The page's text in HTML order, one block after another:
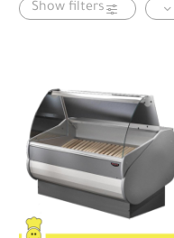
Show filters